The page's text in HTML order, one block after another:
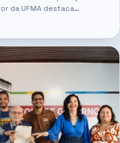
da UFMA destaca
na saúde da população